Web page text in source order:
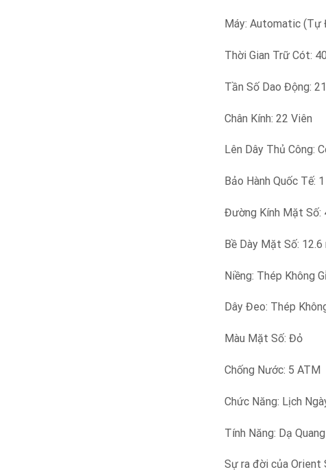
Máy: Automatic (Tự
Thời Gian Trữ Cót:
Tần Số Dao Động:
Chân Kính: 22 Viên
Lên Dây Thủ Công:
Bảo Hành Quốc Tế:
Đường Kính Mặt Số:
Bề Dày Mặt Số: 12.6
Niềng: Thép Không
Dây Đeo: Thép
Màu Mặt Số: Đỏ
Chống Nước: 5 ATM
Chức Năng: Lịch
Tính Năng: Dạ
Sự ra đời của Orient